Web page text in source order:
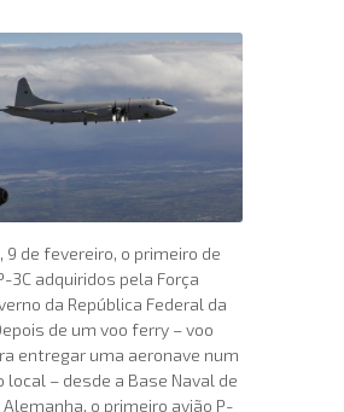
9 de fevereiro, o primeiro de
3C adquiridos pela Força
da República Federal da
de um voo ferry – voo
entregar uma aeronave num
local – desde a Base Naval de
Alemanha, o primeiro avião P-